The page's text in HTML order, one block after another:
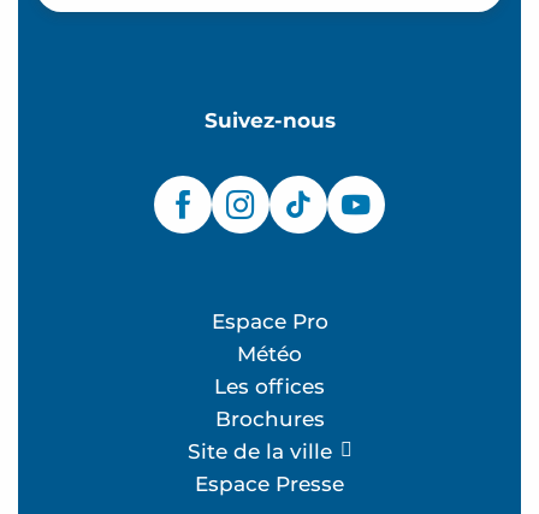
Suivez-nous
Espace Pro
Météo
Les offices
Brochures
Site de la ville
Espace Presse